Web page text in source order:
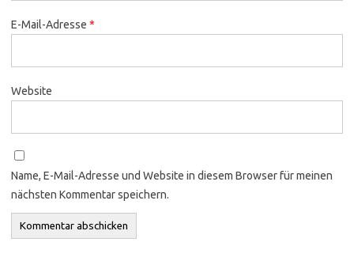
E-Mail-Adresse *
Website
Name, E-Mail-Adresse und Website in diesem Browser für meinen
nächsten Kommentar speichern.